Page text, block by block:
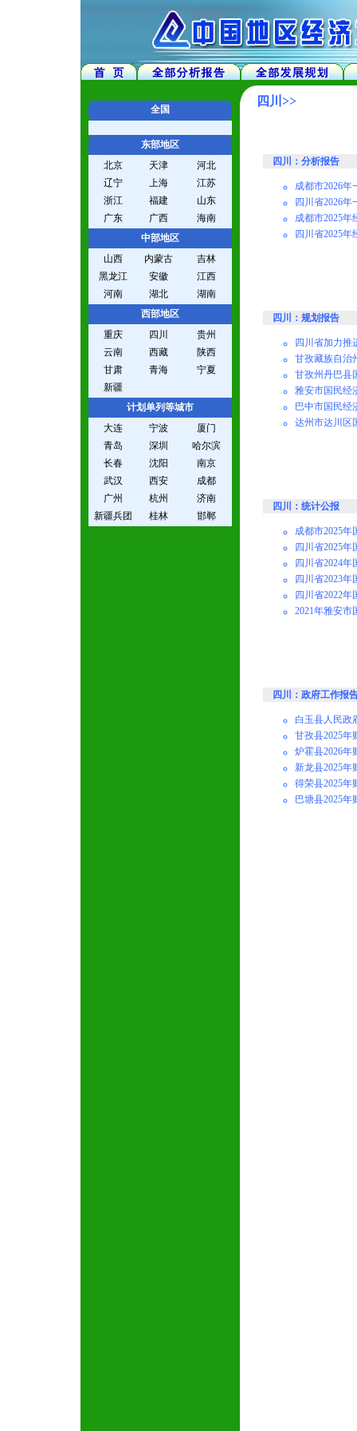
全国
东部地区
北京
天津
河北
辽宁
上海
江苏
浙江
福建
山东
广东
广西
海南
中部地区
山西
内蒙古
吉林
黑龙江
安徽
江西
河南
湖北
湖南
西部地区
重庆
四川
贵州
云南
西藏
陕西
甘肃
青海
宁夏
新疆
计划单列等城市
大连
宁波
厦门
青岛
深圳
哈尔滨
长春
沈阳
南京
武汉
西安
成都
广州
杭州
济南
新疆兵团
桂林 邯郸
四川>>
四川：分析报告
成都市2026年
四川省2026
成都市2025年
四川省2025年
四川：规划报告
四川省加力推
甘孜藏族自治
甘孜州丹巴县
雅安市国民经
巴中市国民经
达州市达川区
四川：统计公报
成都市2025
四川省2025
四川省2024
四川省2023
四川省2022
2021年雅安市
四川：政府工作报
白玉县人民政
甘孜县2025年
炉霍县2026年
新龙县2025年
得荣县2025年
巴塘县2025